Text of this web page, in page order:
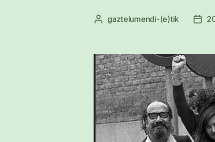
Argitalpenaren
gaztelumendi-(e)tik